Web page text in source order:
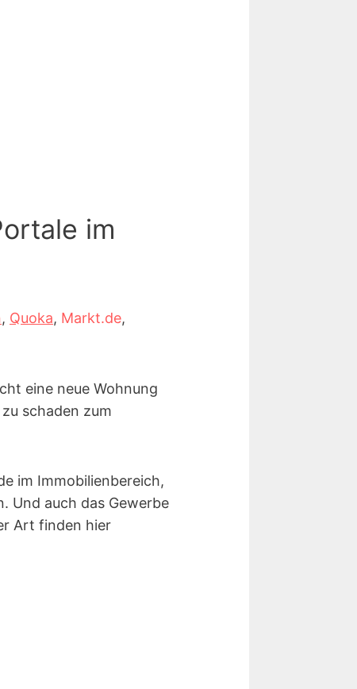
im
, Quoka, Markt.de,
eine neue Wohnung
schaden zum
im Immobilienbereich,
Und auch das Gewerbe
Art finden hier